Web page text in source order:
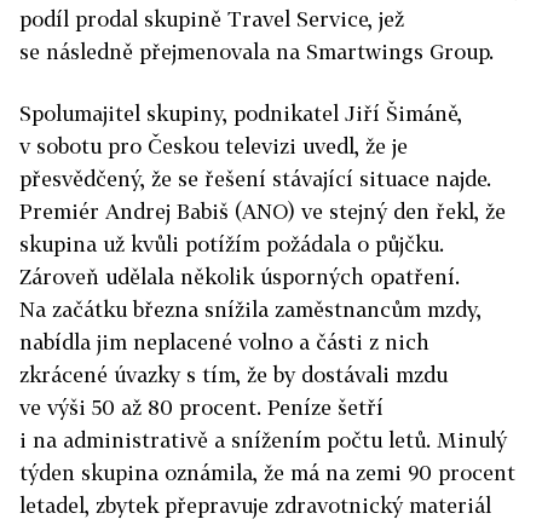
podíl prodal skupině Travel Service, jež
se následně přejmenovala na Smartwings Group.
Spolumajitel skupiny, podnikatel Jiří Šimáně,
v sobotu pro Českou televizi uvedl, že je
přesvědčený, že se řešení stávající situace najde.
Premiér Andrej Babiš (ANO) ve stejný den řekl, že
skupina už kvůli potížím požádala o půjčku.
Zároveň udělala několik úsporných opatření.
Na začátku března snížila zaměstnancům mzdy,
nabídla jim neplacené volno a části z nich
zkrácené úvazky s tím, že by dostávali mzdu
ve výši 50 až 80 procent. Peníze šetří
i na administrativě a snížením počtu letů. Minulý
týden skupina oznámila, že má na zemi 90 procent
letadel, zbytek přepravuje zdravotnický materiál